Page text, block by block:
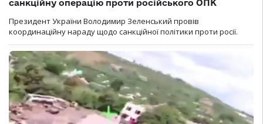
санкційну операцію проти російського ОПК
Президент України Володимир Зеленський провів
координаційну нараду щодо санкційної політики проти росії.